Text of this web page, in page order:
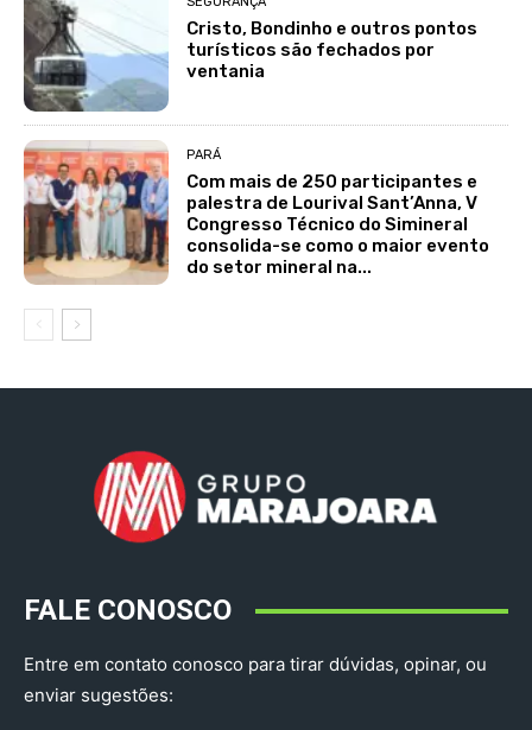
Cristo, Bondinho e outros pontos
turísticos são fechados por
ventania
PARÁ
Com mais de 250 participantes e
palestra de Lourival Sant’Anna, V
Congresso Técnico do Simineral
consolida-se como o maior evento
do setor mineral na...
FALE CONOSCO
Entre em contato conosco para tirar dúvidas, opinar, ou
enviar sugestões: